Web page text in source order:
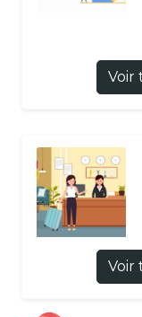
Voir
Voir